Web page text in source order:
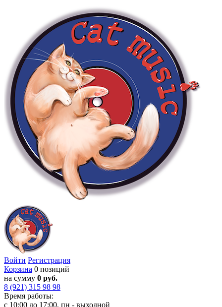
Войти Регистрация
Корзина 0 позиций
на сумму 0 руб.
8 (921) 315 98 98
Время работы:
с 10:00 до 17:00, пн - выходной